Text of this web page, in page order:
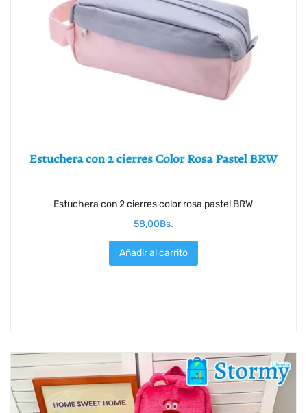
Estuchera con 2 cierres color rosa pastel BRW
58,00Bs.
Añadir al carrito